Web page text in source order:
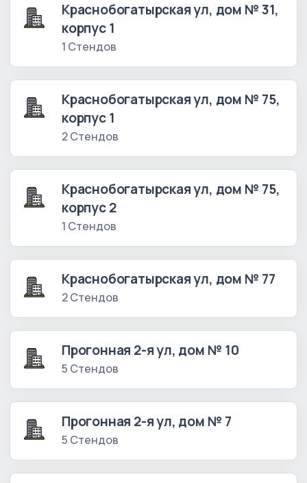
Краснобогатырская ул, дом № 31,
корпус 1
1 Стендов
Краснобогатырская ул, дом № 75,
корпус 1
2 Стендов
Краснобогатырская ул, дом № 75,
корпус 2
1 Стендов
Краснобогатырская ул, дом № 77
2 Стендов
Прогонная 2-я ул, дом № 10
5 Стендов
Прогонная 2-я ул, дом № 7
5 Стендов